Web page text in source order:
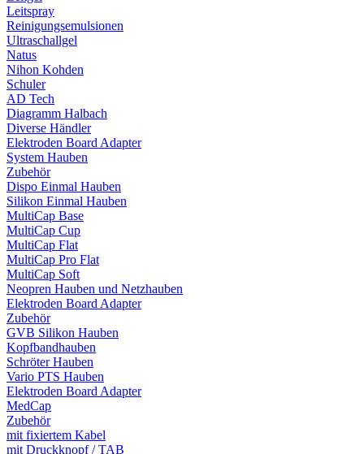
Leitspray
Reinigungsemulsionen
Ultraschallgel
Natus
Nihon Kohden
Schuler
AD Tech
Diagramm Halbach
Diverse Händler
Elektroden Board Adapter
System Hauben
Zubehör
Dispo Einmal Hauben
Silikon Einmal Hauben
MultiCap Base
MultiCap Cup
MultiCap Flat
MultiCap Pro Flat
MultiCap Soft
Neopren Hauben und Netzhauben
Elektroden Board Adapter
Zubehör
GVB Silikon Hauben
Kopfbandhauben
Schröter Hauben
Vario PTS Hauben
Elektroden Board Adapter
MedCap
Zubehör
mit fixiertem Kabel
mit Druckknopf / TAB